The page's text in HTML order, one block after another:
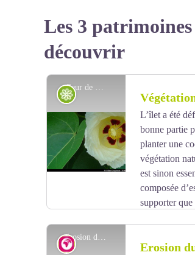
Les 3 patrimoines
découvrir
fleur de Catalpa - PNG
Flore
L’îlet a été
bonne partie
planter une
végétation
est sinon
composée
supporter
variations de salinité en
cordon de Palétuviers rouges
érosion derrière la chapelle - PNG
Géologie Erosion